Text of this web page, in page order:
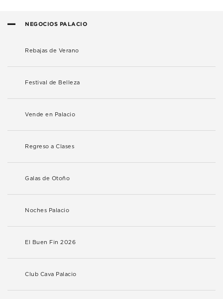
NEGOCIOS PALACIO
Rebajas de Verano
Festival de Belleza
Vende en Palacio
Regreso a Clases
Galas de Otoño
Noches Palacio
El Buen Fin 2026
Club Cava Palacio